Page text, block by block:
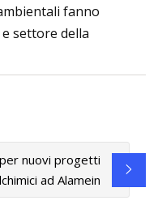
fanno
settore della
nuovi progetti
ad Alamein